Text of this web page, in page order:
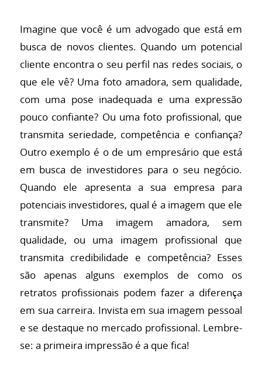
Imagine que você é um advogado que está em
busca de novos clientes. Quando um potencial
cliente encontra o seu perfil nas redes sociais, o
que ele vê? Uma foto amadora, sem qualidade,
com uma pose inadequada e uma expressão
pouco confiante? Ou uma foto profissional, que
transmita seriedade, competência e confiança?
Outro exemplo é o de um empresário que está
em busca de investidores para o seu negócio.
Quando ele apresenta a sua empresa para
potenciais investidores, qual é a imagem que ele
transmite? Uma imagem amadora, sem
qualidade, ou uma imagem profissional que
transmita credibilidade e competência? Esses
são apenas alguns exemplos de como os
retratos profissionais podem fazer a diferença
em sua carreira. Invista em sua imagem pessoal
e se destaque no mercado profissional. Lembre-
se: a primeira impressão é a que fica!